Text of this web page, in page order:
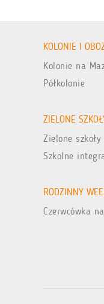
KOLONIE I
Kolonie na
Półkolonie
ZIELONE
Zielone
Szkolne
RODZINNY
Czerwcówka